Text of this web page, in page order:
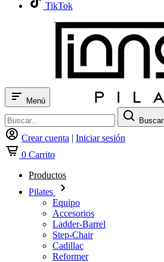
TikTok
Menú
Buscar
Crear cuenta | Iniciar sesión
0 Carrito
Productos
Pilates
Equipo
Accesorios
Ladder-Barrel
Step-Chair
Cadillac
Reformer